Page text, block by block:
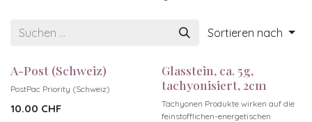
Sortieren nach
A-Post (Schweiz)
PostPac Priority (Schweiz)
10.00 CHF
Glasstein, ca. 5g,
tachyonisiert, 2cm
Tachyonen Produkte wirken auf die
feinstofflichen-energetischen